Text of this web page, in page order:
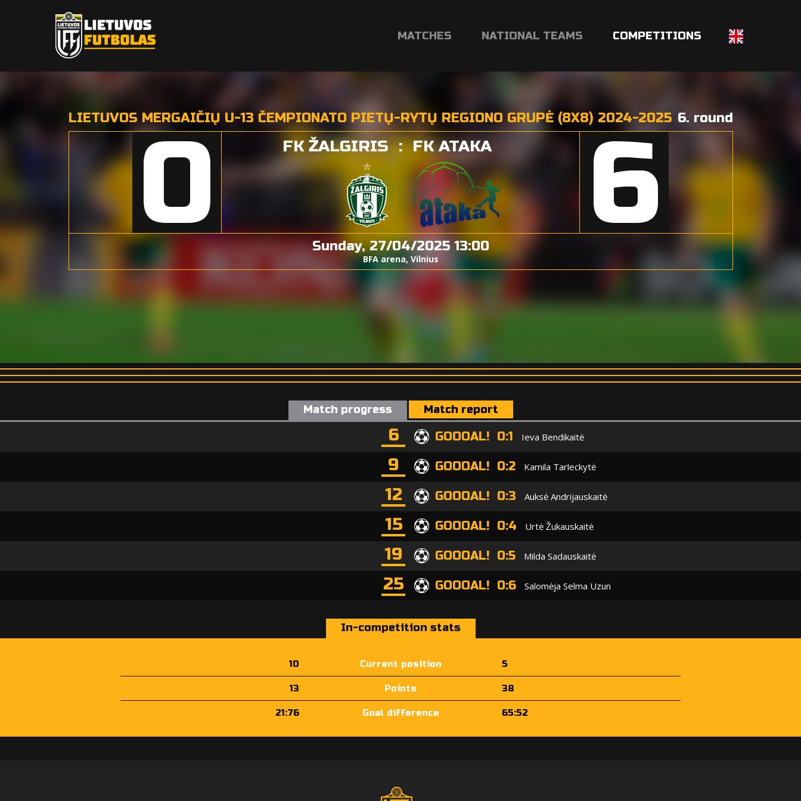
MATCHES NATIONAL TEAMS COMPETITIONS
LIETUVOS MERGAIČIŲ U-13 ČEMPIONATO PIETŲ-RYTŲ REGIONO GRUPĖ (8X8) 2024-2025 6. round
0 FK ŽALGIRIS : FK ATAKA 6
Sunday, 27/04/2025 13:00
BFA arena, Vilnius
Match progress Match report
6 GOOOAL! 0:1 Ieva Bendikaitė
9 GOOOAL! 0:2 Kamila Tarleckytė
12 GOOOAL! 0:3 Auksė Andrijauskaitė
15 GOOOAL! 0:4 Urtė Žukauskaitė
19 GOOOAL! 0:5 Milda Sadauskaitė
25 GOOOAL! 0:6 Salomėja Selma Uzun
In-competition stats
10 Current position 5
13 Points 38
21:76 Goal difference 65:52